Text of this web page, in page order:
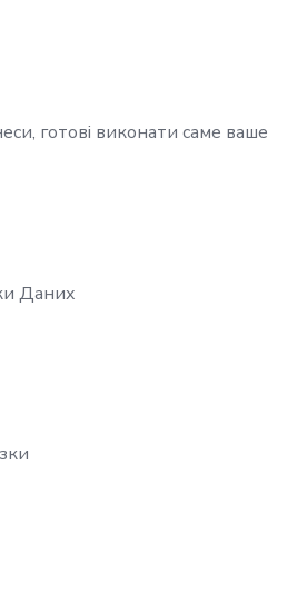
готові виконати саме ваше
Даних